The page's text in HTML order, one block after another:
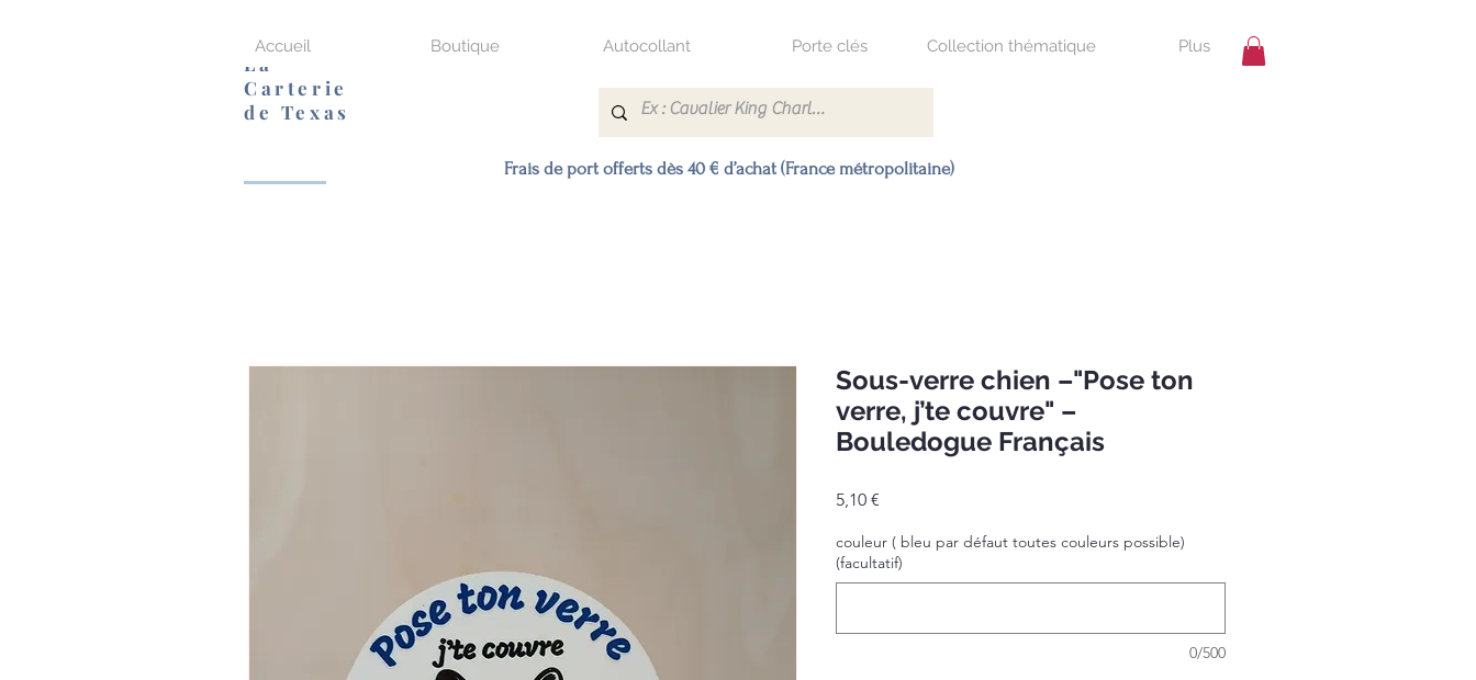
La
Carterie
de Texas
Accueil Boutique Autocollant Porte clés Collection thématique Plus
Frais de port offerts dès 40 € d’achat (France métropolitaine)
Sous-verre chien –"Pose ton
verre, j’te couvre" –
Bouledogue Français
5,10 €
couleur ( bleu par défaut toutes couleurs possible)
(facultatif)
0/500